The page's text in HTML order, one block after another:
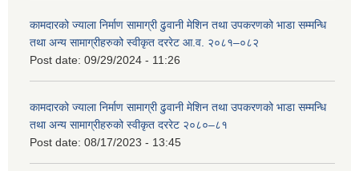
कामदारको ज्याला निर्माण सामाग्री ढुवानी मेशिन तथा उपकरणको भाडा सम्मन्धि
तथा अन्य सामाग्रीहरुको स्वीकृत दररेट आ.व. २०८१–०८२
Post date: 09/29/2024 - 11:26
कामदारको ज्याला निर्माण सामाग्री ढुवानी मेशिन तथा उपकरणको भाडा सम्मन्धि
तथा अन्य सामाग्रीहरुको स्वीकृत दररेट २०८०–८१
Post date: 08/17/2023 - 13:45